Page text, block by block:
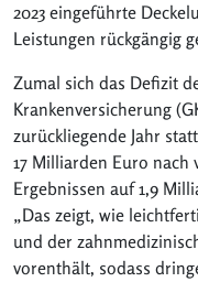
2023 eingeführte
Leistungen rückgängig
Zumal sich das Defizit
Krankenversicherung
zurückliegende Jahr
17 Milliarden Euro nach
Ergebnissen auf 1,9
„Das zeigt, wie
und der
vorenthält, sodass